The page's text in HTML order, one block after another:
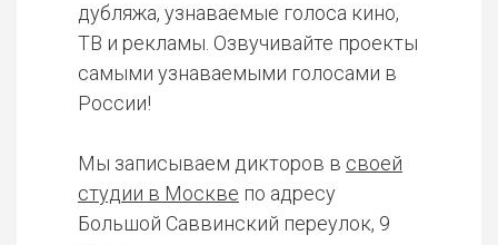
дубляжа, узнаваемые голоса кино,
ТВ и рекламы. Озвучивайте проекты
самыми узнаваемыми голосами в
России!
Мы записываем дикторов в своей
студии в Москве по адресу
Большой Саввинский переулок, 9